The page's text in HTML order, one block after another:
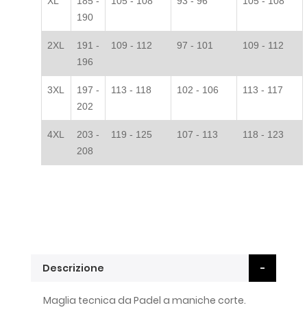
190
2XL
191 -
196
109 - 112 97 - 101 109 - 112
3XL
197 -
202
113 - 118 102 - 106 113 - 117
4XL
203 -
208
119 - 125 107 - 113 118 - 123
Descrizione
Maglia tecnica da Padel a maniche corte.